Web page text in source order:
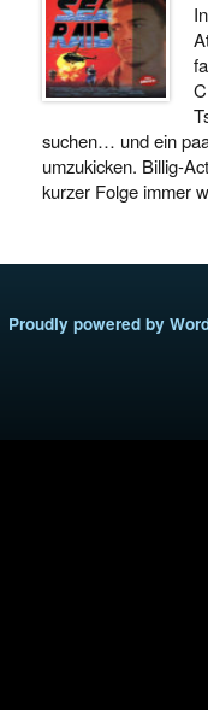
suchen… und ein
umzukicken. Billig-
kurzer Folge immer
Proudly powered by